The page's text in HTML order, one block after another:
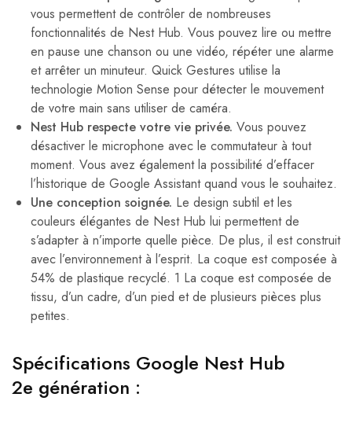
vous permettent de contrôler de nombreuses
fonctionnalités de Nest Hub. Vous pouvez lire ou mettre
en pause une chanson ou une vidéo, répéter une alarme
et arrêter un minuteur. Quick Gestures utilise la
technologie Motion Sense pour détecter le mouvement
de votre main sans utiliser de caméra.
Nest Hub respecte votre vie privée. Vous pouvez
désactiver le microphone avec le commutateur à tout
moment. Vous avez également la possibilité d’effacer
l’historique de Google Assistant quand vous le souhaitez.
Une conception soignée. Le design subtil et les
couleurs élégantes de Nest Hub lui permettent de
s’adapter à n’importe quelle pièce. De plus, il est construit
avec l’environnement à l’esprit. La coque est composée à
54% de plastique recyclé. 1 La coque est composée de
tissu, d’un cadre, d’un pied et de plusieurs pièces plus
petites.
Spécifications Google Nest Hub
2e génération :